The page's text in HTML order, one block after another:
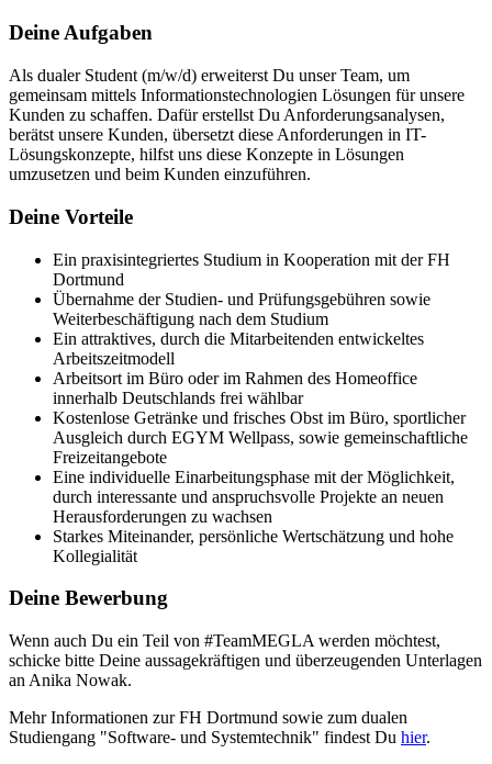
Deine Aufgaben
Als dualer Student (m/w/d) erweiterst Du unser Team, um
gemeinsam mittels Informationstechnologien Lösungen für unsere
Kunden zu schaffen. Dafür erstellst Du Anforderungsanalysen,
berätst unsere Kunden, übersetzt diese Anforderungen in IT-
Lösungskonzepte, hilfst uns diese Konzepte in Lösungen
umzusetzen und beim Kunden einzuführen.
Deine Vorteile
Ein praxisintegriertes Studium in Kooperation mit der FH
Dortmund
Übernahme der Studien- und Prüfungsgebühren sowie
Weiterbeschäftigung nach dem Studium
Ein attraktives, durch die Mitarbeitenden entwickeltes
Arbeitszeitmodell
Arbeitsort im Büro oder im Rahmen des Homeoffice
innerhalb Deutschlands frei wählbar
Kostenlose Getränke und frisches Obst im Büro, sportlicher
Ausgleich durch EGYM Wellpass, sowie gemeinschaftliche
Freizeitangebote
Eine individuelle Einarbeitungsphase mit der Möglichkeit,
durch interessante und anspruchsvolle Projekte an neuen
Herausforderungen zu wachsen
Starkes Miteinander, persönliche Wertschätzung und hohe
Kollegialität
Deine Bewerbung
Wenn auch Du ein Teil von #TeamMEGLA werden möchtest,
schicke bitte Deine aussagekräftigen und überzeugenden Unterlagen
an Anika Nowak.
Mehr Informationen zur FH Dortmund sowie zum dualen
Studiengang "Software- und Systemtechnik" findest Du hier.